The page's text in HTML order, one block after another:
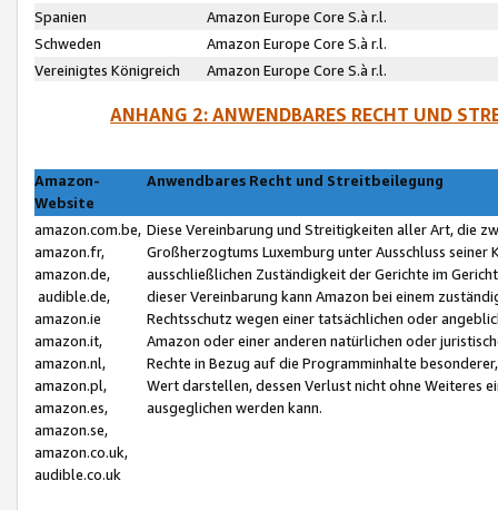
Spanien
Amazon Europe Core S.à r.l.
Schweden
Amazon Europe Core S.à r.l.
Vereinigtes Königreich
Amazon Europe Core S.à r.l.
ANHANG 2: ANWENDBARES RECHT UND
Amazon-
Website
Anwendbares Recht und Streitbeilegung
amazon.com.be,
amazon.fr,
amazon.de,
audible.de,
amazon.ie
amazon.it,
amazon.nl,
amazon.pl,
amazon.es,
amazon.se,
amazon.co.uk,
audible.co.uk
Diese Vereinbarung und Streitigkeiten aller Art, die
Großherzogtums Luxemburg unter Ausschluss
ausschließlichen Zuständigkeit der Gerichte im
dieser Vereinbarung kann Amazon bei einem
Rechtsschutz wegen einer tatsächlichen oder
Amazon oder einer anderen natürlichen oder
Rechte in Bezug auf die Programminhalte
Wert darstellen, dessen Verlust nicht ohne Weiteres
ausgeglichen werden kann.